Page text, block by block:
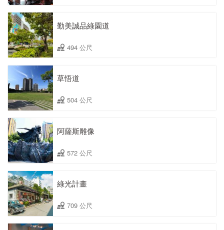
勤美誠品綠園道
494 公尺
草悟道
504 公尺
阿薩斯雕像
572 公尺
綠光計畫
709 公尺